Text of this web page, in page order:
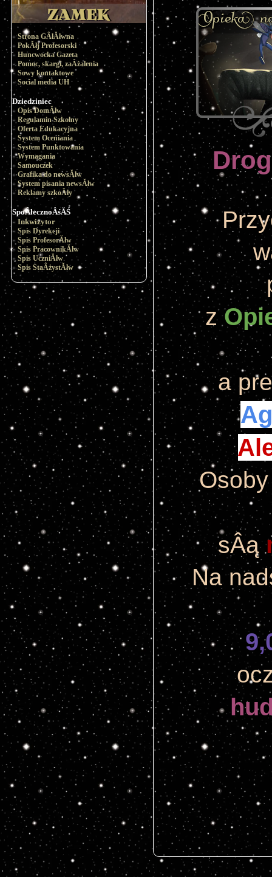
Strona GÂłĂłwna
PokĂłj Profesorski
Huncwocka Gazeta
Pomoc, skargi, zaÂżalenia
Sowy kontaktowe
Social media UH
Dziedziniec
Opis DomĂłw
Regulamin Szkolny
Oferta Edukacyjna
System Oceniania
System Punktowania
Wymagania
Samouczek
Grafika do newsĂłw
System pisania newsĂłw
Reklamy szkoÂły
SpoÂłecznoÂśĂŚ
Inkwizytor
Spis Dyrekcji
Spis ProfesorĂłw
Spis PracownikĂłw
Spis UczniĂłw
Spis StaÂżystĂłw
z
a
sÂą
Na